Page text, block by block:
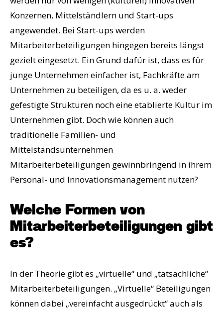
Konzernen, Mittelständlern und Start-ups
angewendet. Bei Start-ups werden
Mitarbeiterbeteiligungen hingegen bereits längst
gezielt eingesetzt. Ein Grund dafür ist, dass es für
junge Unternehmen einfacher ist, Fachkräfte am
Unternehmen zu beteiligen, da es u. a. weder
gefestigte Strukturen noch eine etablierte Kultur im
Unternehmen gibt. Doch wie können auch
traditionelle Familien- und
Mittelstandsunternehmen
Mitarbeiterbeteiligungen gewinnbringend in ihrem
Personal- und Innovationsmanagement nutzen?
Welche Formen von
Mitarbeiterbeteiligungen gibt
es?
In der Theorie gibt es „virtuelle“ und „tatsächliche“
Mitarbeiterbeteiligungen. „Virtuelle“ Beteiligungen
können dabei „vereinfacht ausgedrückt“ auch als